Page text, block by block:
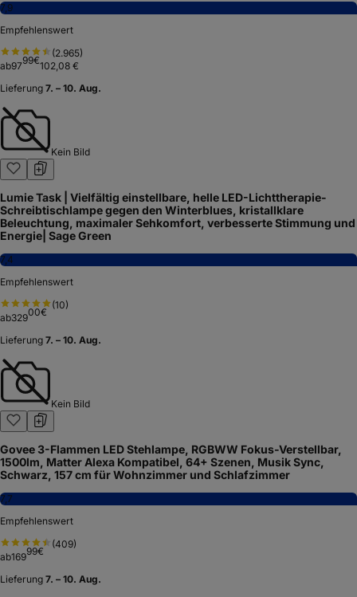
7,9
Empfehlenswert
(2.965)
ab9799€102,08 €
Lieferung 7. – 10. Aug.
Kein Bild
Lumie Task | Vielfältig einstellbare, helle LED-Lichttherapie-
Schreibtischlampe gegen den Winterblues, kristallklare
Beleuchtung, maximaler Sehkomfort, verbesserte Stimmung und
Energie| Sage Green
7,4
Empfehlenswert
(10)
ab32900€
Lieferung 7. – 10. Aug.
Kein Bild
Govee 3-Flammen LED Stehlampe, RGBWW Fokus-Verstellbar,
1500lm, Matter Alexa Kompatibel, 64+ Szenen, Musik Sync,
Schwarz, 157 cm für Wohnzimmer und Schlafzimmer
7,7
Empfehlenswert
(409)
ab16999€
Lieferung 7. – 10. Aug.